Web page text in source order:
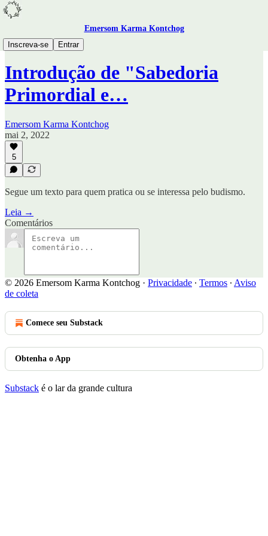
Emersom Karma Kontchog
Inscreva-se
Entrar
Budismo
Introdução de "Sabedoria
Primordial e…
Emersom Karma Kontchog
mai 2, 2022
5
Segue um texto para quem pratica ou se interessa pelo budismo.
Leia →
Comentários
© 2026 Emersom Karma Kontchog · Privacidade ∙ Termos ∙ Aviso
de coleta
Comece seu Substack
Obtenha o App
Substack é o lar da grande cultura